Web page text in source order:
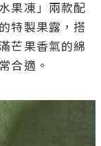
果凍」兩款配
特製果露，搭
芒果香氣的綿
合適。